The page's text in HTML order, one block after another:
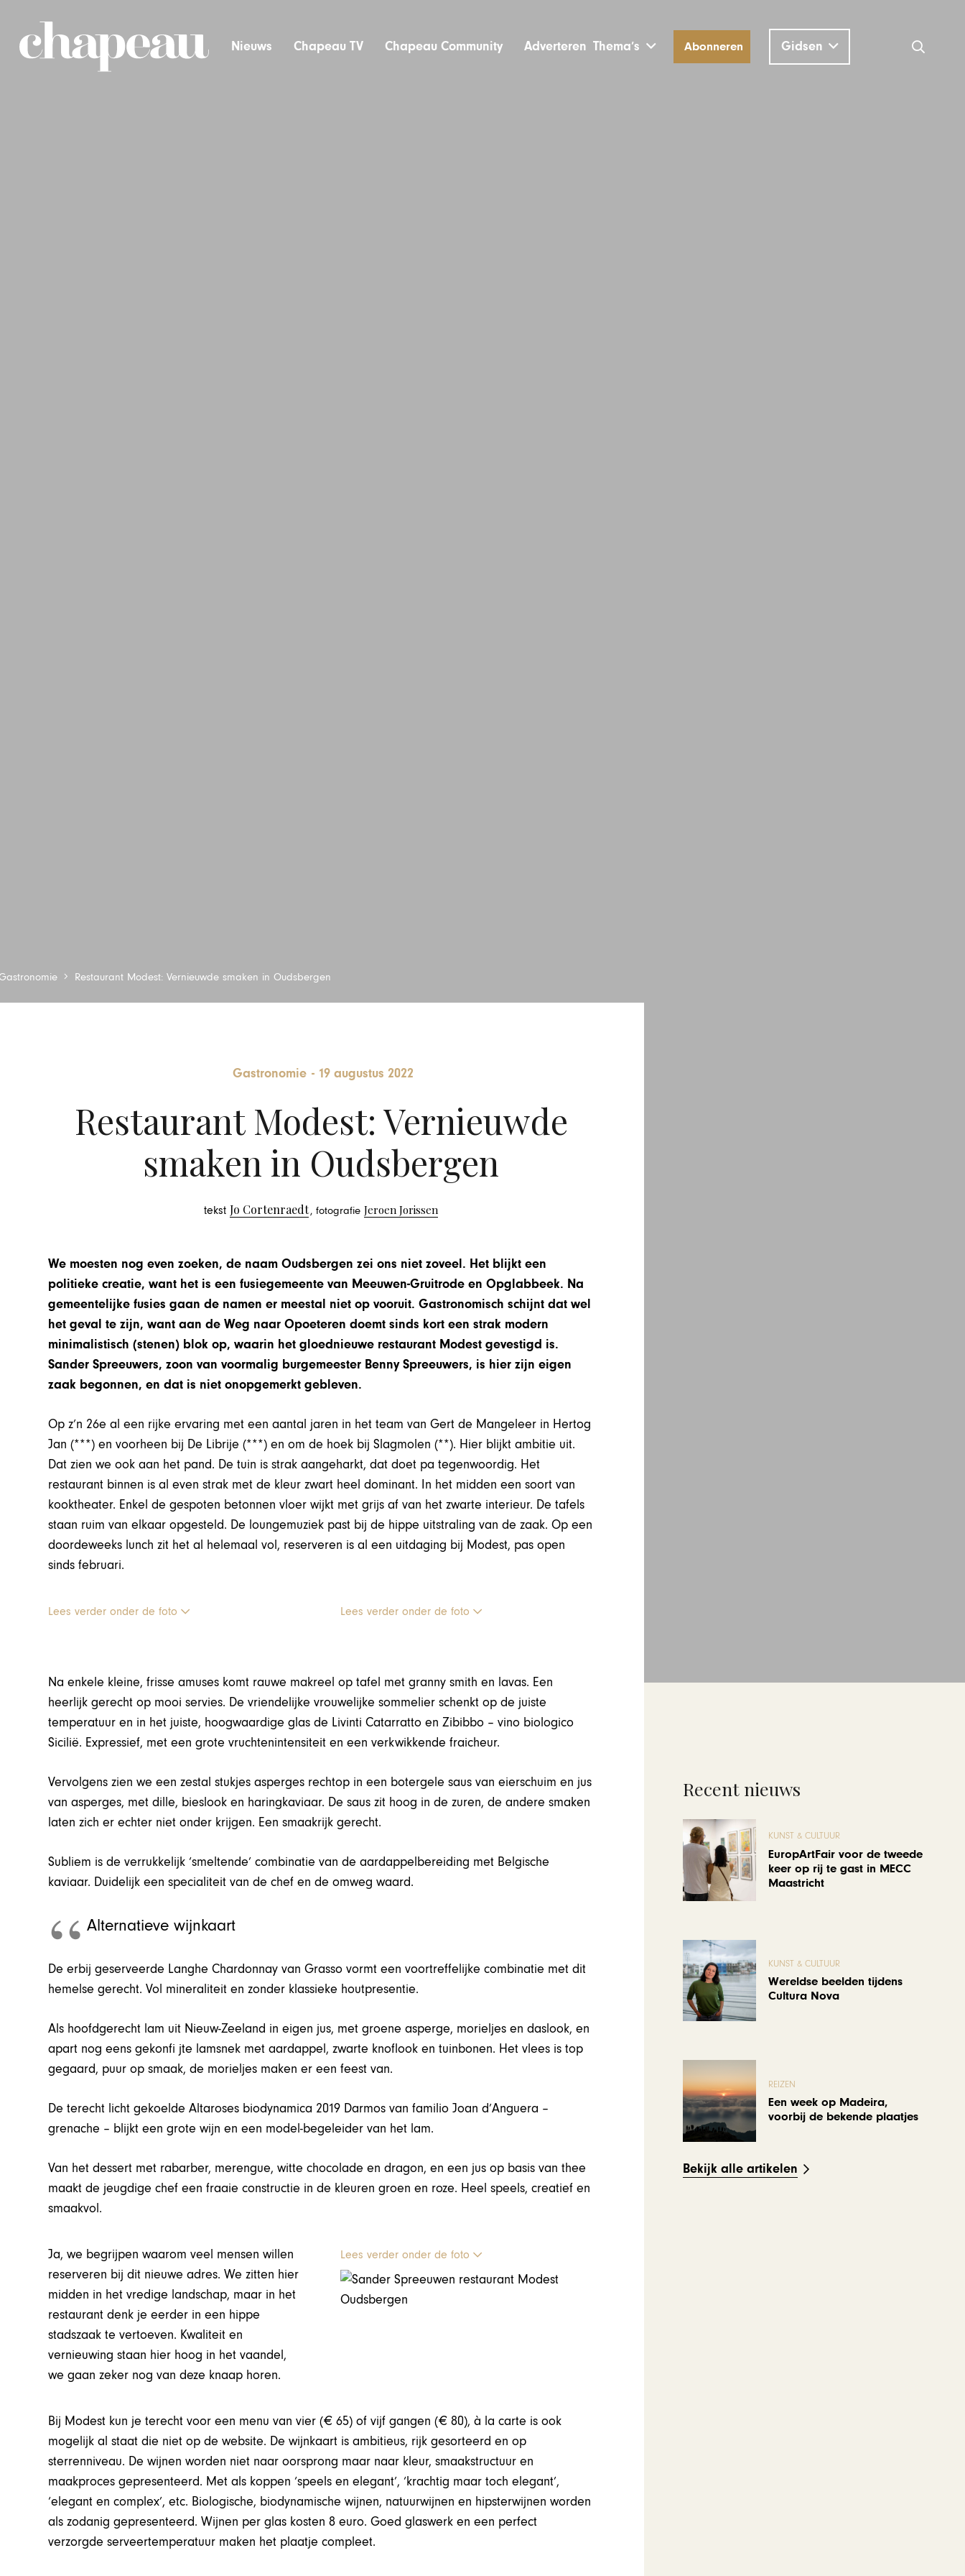
Nieuws Chapeau TV Chapeau Community Adverteren Thema’s Abonneren Gidsen
Restaurant Modest: Vernieuwde smaken in Oudsbergen
Gastronomie - 19 augustus 2022
Restaurant Modest: Vernieuwde
smaken in Oudsbergen
tekstJo Cortenraedt, fotografieJeroen Jorissen
We moesten nog even zoeken, de naam Oudsbergen zei ons niet zoveel. Het blijkt een
politieke creatie, want het is een fusiegemeente van Meeuwen-Gruitrode en Opglabbeek. Na
gemeentelijke fusies gaan de namen er meestal niet op vooruit. Gastronomisch schijnt dat wel
het geval te zijn, want aan de Weg naar Opoeteren doemt sinds kort een strak modern
minimalistisch (stenen) blok op, waarin het gloednieuwe restaurant Modest gevestigd is.
Sander Spreeuwers, zoon van voormalig burgemeester Benny Spreeuwers, is hier zijn eigen
zaak begonnen, en dat is niet onopgemerkt gebleven.
Op z’n 26e al een rijke ervaring met een aantal jaren in het team van Gert de Mangeleer in Hertog
Jan (***) en voorheen bij De Librije (***) en om de hoek bij Slagmolen (**). Hier blijkt ambitie uit.
Dat zien we ook aan het pand. De tuin is strak aangeharkt, dat doet pa tegenwoordig. Het
restaurant binnen is al even strak met de kleur zwart heel dominant. In het midden een soort van
kooktheater. Enkel de gespoten betonnen vloer wijkt met grijs af van het zwarte interieur. De tafels
staan ruim van elkaar opgesteld. De loungemuziek past bij de hippe uitstraling van de zaak. Op een
doordeweeks lunch zit het al helemaal vol, reserveren is al een uitdaging bij Modest, pas open
sinds februari.
Lees verder onder de foto Lees verder onder de foto
Na enkele kleine, frisse amuses komt rauwe makreel op tafel met granny smith en lavas. Een
heerlijk gerecht op mooi servies. De vriendelijke vrouwelijke sommelier schenkt op de juiste
temperatuur en in het juiste, hoogwaardige glas de Livinti Catarratto en Zibibbo – vino biologico
Sicilië. Expressief, met een grote vruchtenintensiteit en een verkwikkende fraicheur.
Vervolgens zien we een zestal stukjes asperges rechtop in een botergele saus van eierschuim en jus
van asperges, met dille, bieslook en haringkaviaar. De saus zit hoog in de zuren, de andere smaken
laten zich er echter niet onder krijgen. Een smaakrijk gerecht.
Subliem is de verrukkelijk ‘smeltende’ combinatie van de aardappelbereiding met Belgische
kaviaar. Duidelijk een specialiteit van de chef en de omweg waard.
Alternatieve wijnkaart
De erbij geserveerde Langhe Chardonnay van Grasso vormt een voortreffelijke combinatie met dit
hemelse gerecht. Vol mineraliteit en zonder klassieke houtpresentie.
Als hoofdgerecht lam uit Nieuw-Zeeland in eigen jus, met groene asperge, morieljes en daslook, en
apart nog eens gekonfi jte lamsnek met aardappel, zwarte knoflook en tuinbonen. Het vlees is top
gegaard, puur op smaak, de morieljes maken er een feest van.
De terecht licht gekoelde Altaroses biodynamica 2019 Darmos van familio Joan d’Anguera –
grenache – blijkt een grote wijn en een model-begeleider van het lam.
Van het dessert met rabarber, merengue, witte chocolade en dragon, en een jus op basis van thee
maakt de jeugdige chef een fraaie constructie in de kleuren groen en roze. Heel speels, creatief en
smaakvol.
Ja, we begrijpen waarom veel mensen willen
reserveren bij dit nieuwe adres. We zitten hier
midden in het vredige landschap, maar in het
restaurant denk je eerder in een hippe
stadszaak te vertoeven. Kwaliteit en
vernieuwing staan hier hoog in het vaandel,
we gaan zeker nog van deze knaap horen.
Lees verder onder de foto
Bij Modest kun je terecht voor een menu van vier (€ 65) of vijf gangen (€ 80), à la carte is ook
mogelijk al staat die niet op de website. De wijnkaart is ambitieus, rijk gesorteerd en op
sterrenniveau. De wijnen worden niet naar oorsprong maar naar kleur, smaakstructuur en
maakproces gepresenteerd. Met als koppen ‘speels en elegant’, ‘krachtig maar toch elegant’,
‘elegant en complex’, etc. Biologische, biodynamische wijnen, natuurwijnen en hipsterwijnen worden
als zodanig gepresenteerd. Wijnen per glas kosten 8 euro. Goed glaswerk en een perfect
verzorgde serveertemperatuur maken het plaatje compleet.
Recent nieuws
KUNST & CULTUUR
EuropArtFair voor de tweede
keer op rij te gast in MECC
Maastricht
KUNST & CULTUUR
Wereldse beelden tijdens
Cultura Nova
REIZEN
Een week op Madeira,
voorbij de bekende plaatjes
Bekijk alle artikelen